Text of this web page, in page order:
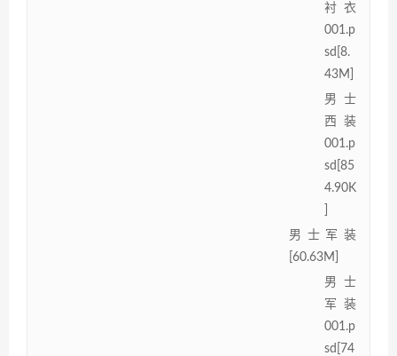
衬衣
001.p
sd[8.
43M]
男士
西装
001.p
sd[85
4.90K
男士军装
[60.63M]
男士
军装
001.p
sd[74